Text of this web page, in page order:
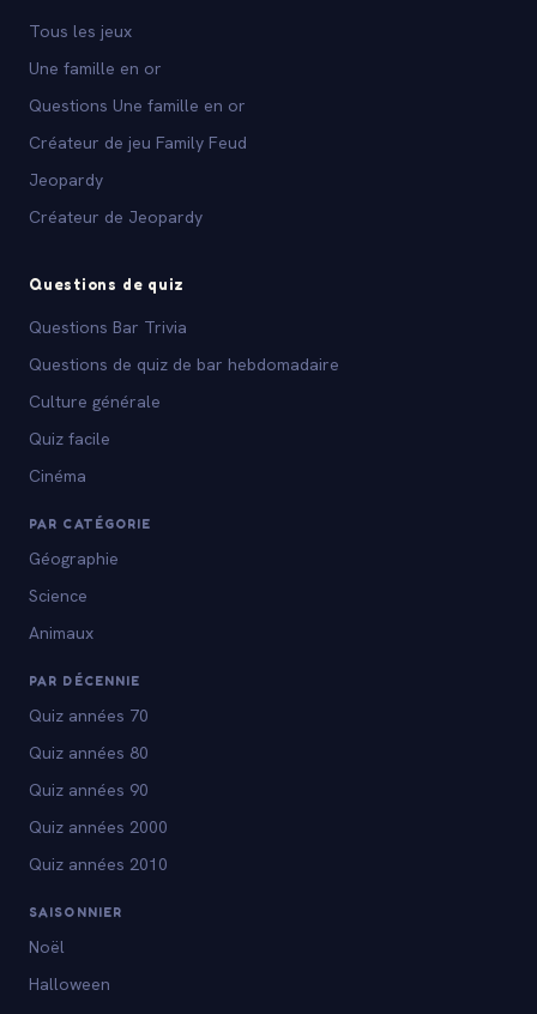
Tous les jeux
Une famille en or
Questions Une famille en or
Créateur de jeu Family Feud
Jeopardy
Créateur de Jeopardy
Questions de quiz
Questions Bar Trivia
Questions de quiz de bar hebdomadaire
Culture générale
Quiz facile
Cinéma
PAR CATÉGORIE
Géographie
Science
Animaux
PAR DÉCENNIE
Quiz années 70
Quiz années 80
Quiz années 90
Quiz années 2000
Quiz années 2010
SAISONNIER
Noël
Halloween